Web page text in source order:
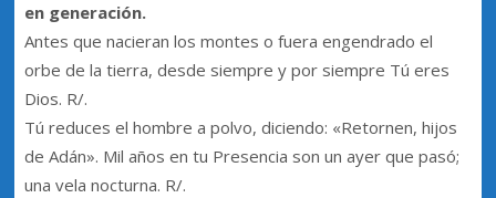
en generación.
Antes que nacieran los montes o fuera engendrado el
orbe de la tierra, desde siempre y por siempre Tú eres
Dios. R/.
Tú reduces el hombre a polvo, diciendo: «Retornen, hijos
de Adán». Mil años en tu Presencia son un ayer que pasó;
una vela nocturna. R/.